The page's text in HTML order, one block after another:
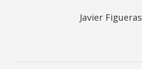
Javier Figueras